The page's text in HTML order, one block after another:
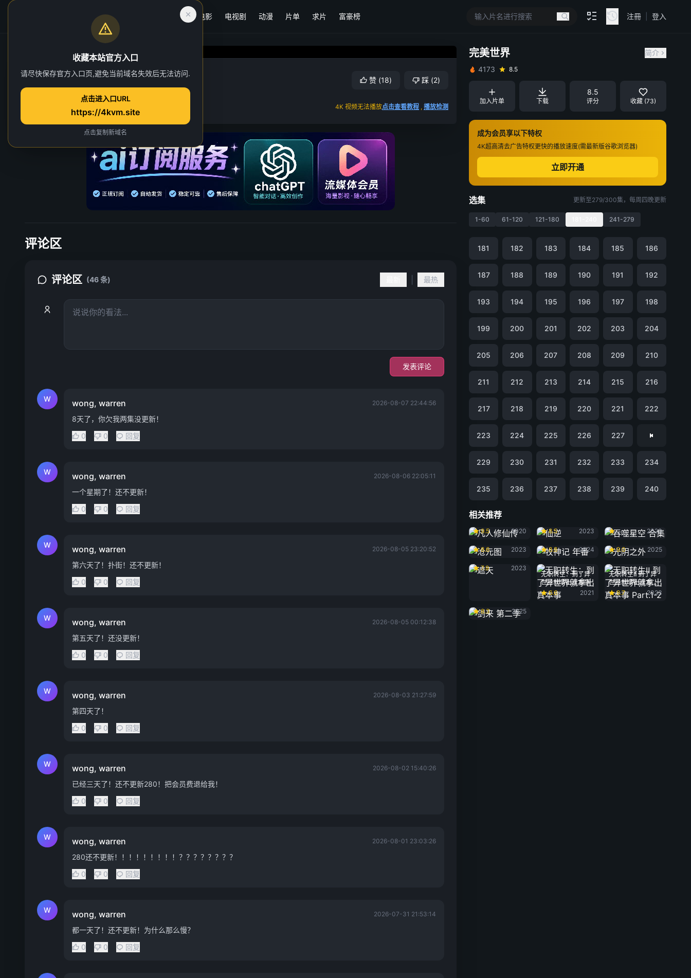
首页 电影 电视剧 动漫 片单 求片 富豪榜 注冊 登入
完美世界
第 228 集
赞 (18) 踩 (2)
4K 视频无法播放点击查看教程 , 播放检测
完美世界
简介
4173
8.5
加入片单 下载
8.5
评分 收藏 (73)
成为会员享以下特权
4K超高清去广告特权更快的播放速度(需最新版谷歌浏览器)
立即开通
选集 更新至279/300集，每周四晚更新
1-60 61-120 121-180 241-279
181 182 183 184 185 186
187 188 189 190 191 192
193 194 195 196 197 198
199 200 201 202 203 204
205 206 207 208 209 210
211 212 213 214 215 216
217 218 219 220 221 222
223 224 225 226 227
229 230 231 232 233 234
235 236 237 238 239 240
相关推荐
凡人修仙传
9.5
2020
8.5
2023
2020
沧元图
8.6
2023
牧神记 年番
8.8
2024
光阴之外
9.0
2025
遮天
7.9
2023
无职转生：到了异
世界就拿出真本事
6.6
2021
无职转生Ⅱ 到了异
世界就拿出真本事
Part.1-2
8.7
2023
8.3
2025
评论区
评论区 (46 条) 最热
发表评论
W wong, warren 2026-08-07 22:44:56
8天了，你欠我两集没更新！
0
0 回复
W wong, warren 2026-08-06 22:05:11
一个星期了！还不更新！
0
0 回复
W wong, warren 2026-08-05 23:20:52
第六天了！扑街！还不更新！
0
0 回复
W wong, warren 2026-08-05 00:12:38
第五天了！还没更新！
0
0 回复
W wong, warren 2026-08-03 21:27:59
第四天了！
0
0 回复
W wong, warren 2026-08-02 15:40:26
已经三天了！还不更新280！把会员费退给我！
0
0 回复
W wong, warren 2026-08-01 23:03:26
280还不更新！！！！！！！！！？？？？？？？？
0
0 回复
W wong, warren 2026-07-31 21:53:14
都一天了！还不更新！为什么那么慢？
0
0 回复
收藏本站官方入口
请尽快保存官方入口页,避免当前域名失效后无法访问.
点击进入口URL
https://4kvm.site
点击复制新域名